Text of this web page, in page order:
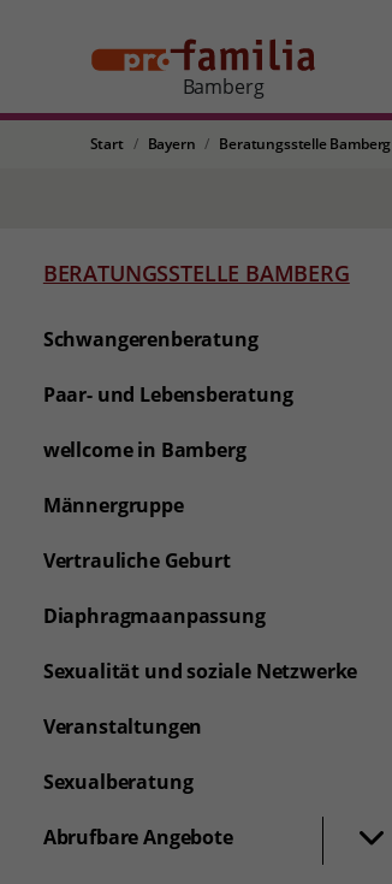
Bamberg
Start Bayern Beratungsstelle Bamberg
BERATUNGSSTELLE BAMBERG
Schwangerenberatung
Paar- und Lebensberatung
wellcome in Bamberg
Männergruppe
Vertrauliche Geburt
Diaphragmaanpassung
Sexualität und soziale Netzwerke
Veranstaltungen
Sexualberatung
Abrufbare Angebote